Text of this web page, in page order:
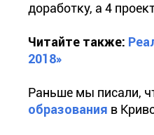
доработку, а 4
Читайте также:
2018»
Раньше мы писали,
образования в